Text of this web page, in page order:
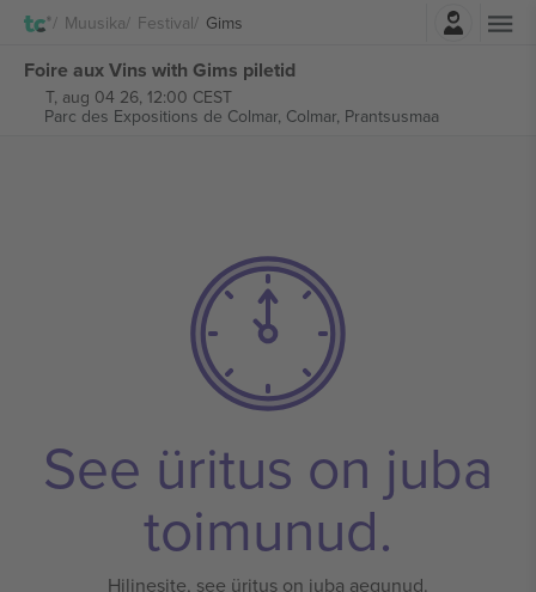
Muusika Festival Gims
Foire aux Vins with Gims piletid
T, aug 04 26, 12:00 CEST
Parc des Expositions de Colmar, Colmar, Prantsusmaa
See üritus on juba
toimunud.
Hilinesite, see üritus on juba aegunud.